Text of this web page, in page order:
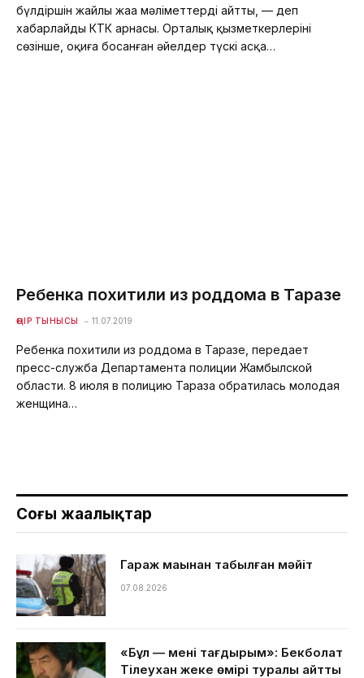
бүлдіршін жайлы жаңа мәліметтерді айтты, — деп
хабарлайды КТК арнасы. Орталық қызметкерлерінің
сөзінше, оқиға босанған әйелдер түскі асқа…
Ребенка похитили из роддома в Таразе
ӨҢІР ТЫНЫСЫ 11.07.2019
Ребенка похитили из роддома в Таразе, передает
пресс-служба Департамента полиции Жамбылской
области. 8 июля в полицию Тараза обратилась молодая
женщина…
Соңғы жаңалықтар
Гараж маңынан табылған мәйіт
07.08.2026
«Бұл — менің тағдырым»: Бекболат
Тілеухан жеке өмірі туралы айтты